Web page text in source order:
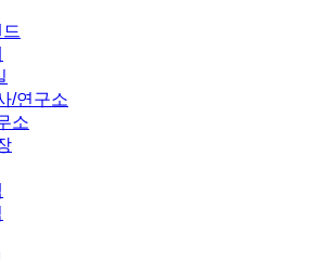
/연구소
소